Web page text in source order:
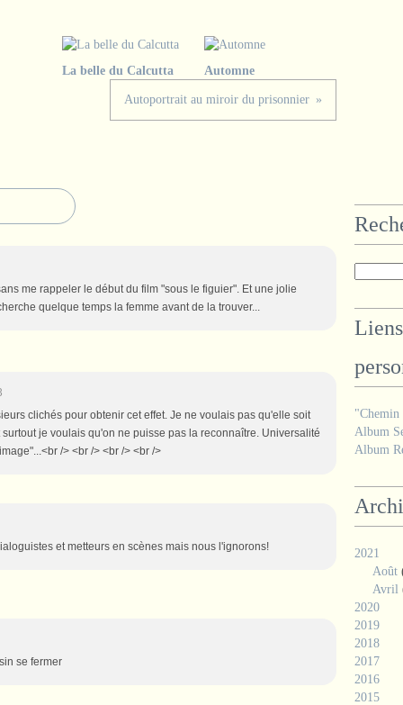
La belle du Calcutta Automne
Autoportrait au miroir du prisonnier
me rappeler le début du film "sous le figuier". Et une jolie
quelque temps la femme avant de la trouver...
clichés pour obtenir cet effet. Je ne voulais pas qu'elle soit
je voulais qu'on ne puisse pas la reconnaître. Universalité
/> <br /> <br /> <br />
et metteurs en scènes mais nous l'ignorons!
se fermer
"Chemin
Album
Album
2021
Août
Avril
2020
2019
2018
2017
2016
2015